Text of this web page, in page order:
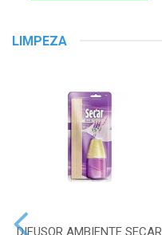
LIMPEZA
DIFUSOR AMBIENTE SECAR